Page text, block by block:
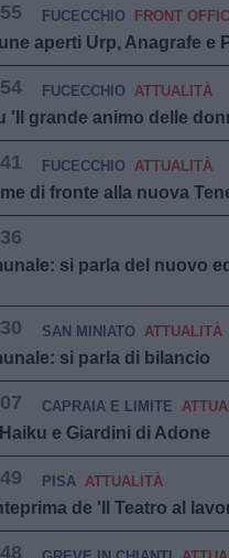
FUCECCHIO FRONT
aperti Urp, Anagrafe e
FUCECCHIO ATTUALITÀ
'Il grande animo delle
FUCECCHIO ATTUALITÀ
di fronte alla nuova
si parla del nuovo
SAN MINIATO ATTUALITÀ
si parla di bilancio
CAPRAIA E LIMITE
e Giardini di Adone
PISA ATTUALITÀ
de 'Il Teatro al